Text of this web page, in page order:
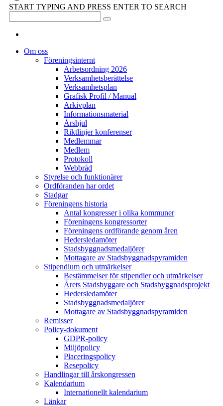
START TYPING AND PRESS ENTER TO SEARCH
Om oss
Föreningsinternt
Arbetsordning 2026
Verksamhetsberättelse
Verksamhetsplan
Grafisk Profil / Manual
Arkivplan
Informationsmaterial
Årshjul
Riktlinjer konferenser
Medlemmar
Medlem
Protokoll
Webbråd
Styrelse och funktionärer
Ordföranden har ordet
Stadgar
Föreningens historia
Antal kongresser i olika kommuner
Föreningens kongressorter
Föreningens ordförande genom åren
Hedersledamöter
Stadsbyggnadsmedaljörer
Mottagare av Stadsbyggnadspyramiden
Stipendium och utmärkelser
Bestämmelser för stipendier och utmärkelser
Årets Stadsbyggare och Stadsbyggnadsprojekt
Hedersledamöter
Stadsbyggnadsmedaljörer
Mottagare av Stadsbyggnadspyramiden
Remisser
Policy-dokument
GDPR-policy
Miljöpolicy
Placeringspolicy
Resepolicy
Handlingar till årskongressen
Kalendarium
Internationellt kalendarium
Länkar